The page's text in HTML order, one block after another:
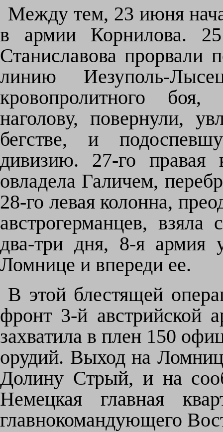
Между тем, 23 июня
в армии Корнилова.
Станиславова
линию Иезуполь-
кровопролитного
наголову, повернули,
бегстве, и
дивизию. 27-го правая
овладела Галичем,
28-го левая колонна,
австрогерманцев,
два-три дня, 8-я армия
Ломнице и впереди ее.
В этой блестящей
фронт 3-й австрийской
захватила в плен 150
орудий. Выход на
Долину Стрый, и на
Немецкая главная
главнокомандующего